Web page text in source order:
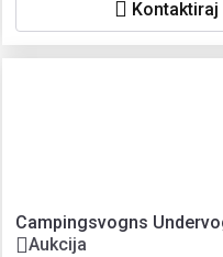
Campingsvogns
Aukcija